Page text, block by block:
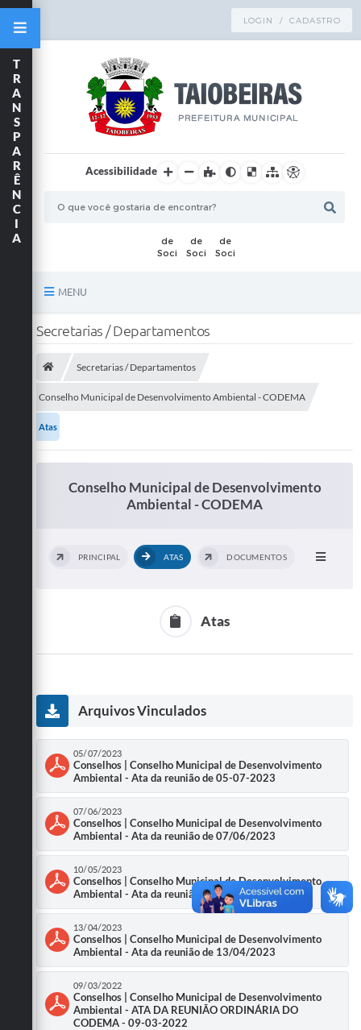
LOGIN / CADASTRO
Acessibilidade
MENU
Principal
A Prefeitura
Mapa do Site
Carta de Serviços
Obras
Emprega
Galeria de Fotos
Galeria de Vídeos
Serviços Online
Enquete
Telefones Úteis
Contato
T
R
A
N
S
P
A
R
Ê
N
C
I
A
Secretarias / Departamentos
Secretarias / Departamentos
Conselho Municipal de Desenvolvimento Ambiental - CODEMA
Atas
Conselho Municipal de Desenvolvimento
Ambiental - CODEMA
PRINCIPAL ATAS DOCUMENTOS
Atas
Arquivos Vinculados
05/07/2023
Conselhos | Conselho Municipal de Desenvolvimento
Ambiental - Ata da reunião de 05-07-2023
07/06/2023
Conselhos | Conselho Municipal de Desenvolvimento
Ambiental - Ata da reunião de 07/06/2023
10/05/2023
Conselhos | Conselho Municipal de Desenvolvimento
Ambiental - Ata da reunião de 10/05/2023
13/04/2023
Conselhos | Conselho Municipal de Desenvolvimento
Ambiental - Ata da reunião de 13/04/2023
09/03/2022
Conselhos | Conselho Municipal de Desenvolvimento
Ambiental - ATA DA REUNIÃO ORDINÁRIA DO
CODEMA - 09-03-2022